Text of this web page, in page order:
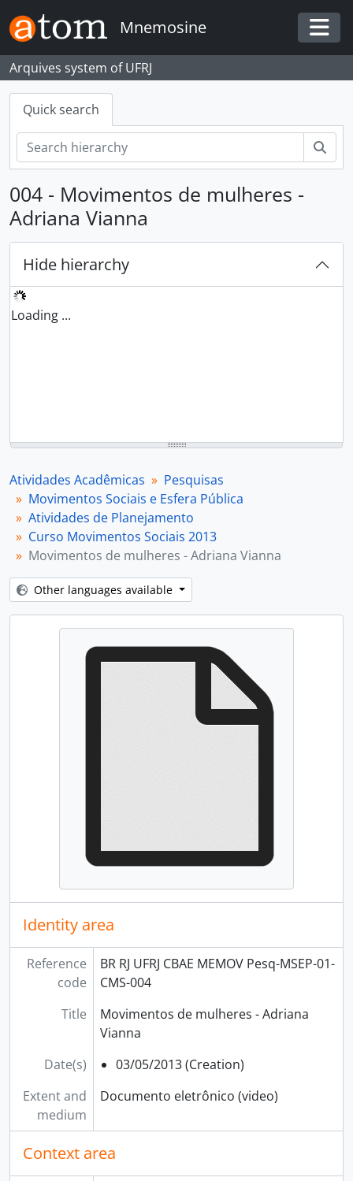
Skip to main content
Mnemosine
Arquives system of UFRJ
Quick search
004 - Movimentos de mulheres -
Adriana Vianna
Hide hierarchy
Loading ...
Atividades Acadêmicas
Pesquisas
Movimentos Sociais e Esfera Pública
Atividades de Planejamento
Curso Movimentos Sociais 2013
Movimentos de mulheres - Adriana Vianna
Other languages available
Identity area
Reference
code
BR RJ UFRJ CBAE MEMOV Pesq-MSEP-01-
CMS-004
Title
Movimentos de mulheres - Adriana
Vianna
Date(s)
03/05/2013 (Creation)
Extent and
medium
Documento eletrônico (video)
Context area